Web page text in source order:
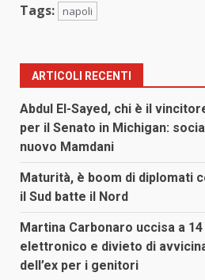
Tags: napoli
ARTICOLI RECENTI
Abdul El-Sayed, chi è il
per il Senato in Michigan:
nuovo Mamdani
Maturità, è boom di diplomati
il Sud batte il Nord
Martina Carbonaro uccisa a
elettronico e divieto di
dell’ex per i genitori